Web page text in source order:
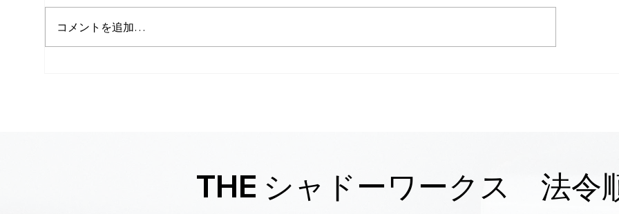
コメントを追加…
THE シャドーワークス 法令